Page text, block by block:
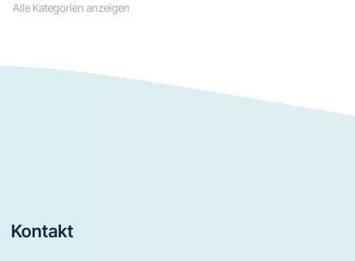
Alle Kategorien anzeigen
Footer
Kontakt